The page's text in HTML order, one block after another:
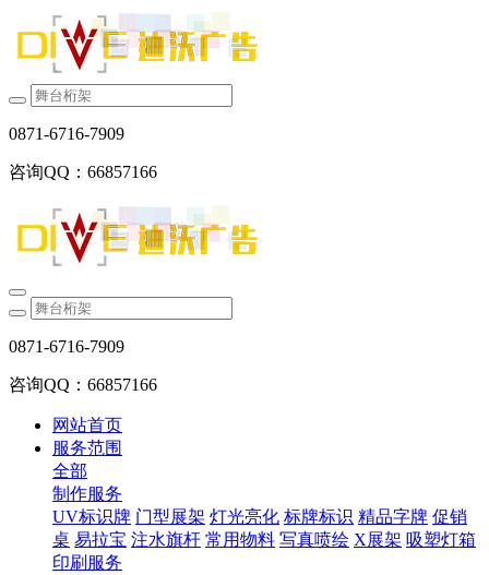
0871-6716-7909
咨询QQ：66857166
0871-6716-7909
咨询QQ：66857166
网站首页
服务范围
全部
制作服务
UV标识牌 门型展架 灯光亮化 标牌标识 精品字牌 促销
桌 易拉宝 注水旗杆 常用物料 写真喷绘 X展架 吸塑灯箱
印刷服务